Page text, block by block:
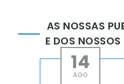
AS NOSSAS
E DOS NOSSOS
14
AGO